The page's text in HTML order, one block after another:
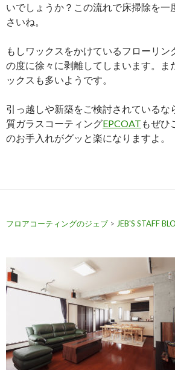
いでしょうか？この流れで床掃除を一
さいね。
もしワックスをかけているフローリン
の度に徐々に剥離してしまいます。ま
ックスも多いようです。
引っ越しや新築をご検討されているな
質ガラスコーティングEPCOAT もぜひ
のお手入れがグッと楽になりますよ。
フロアコーティングのジェブ > JEB'S STAFF